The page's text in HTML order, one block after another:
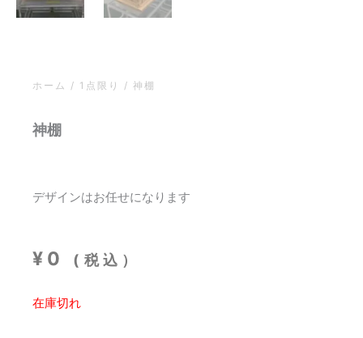
ホーム / 1点限り / 神棚
神棚
デザインはお任せになります
¥ 0 (税込）
在庫切れ